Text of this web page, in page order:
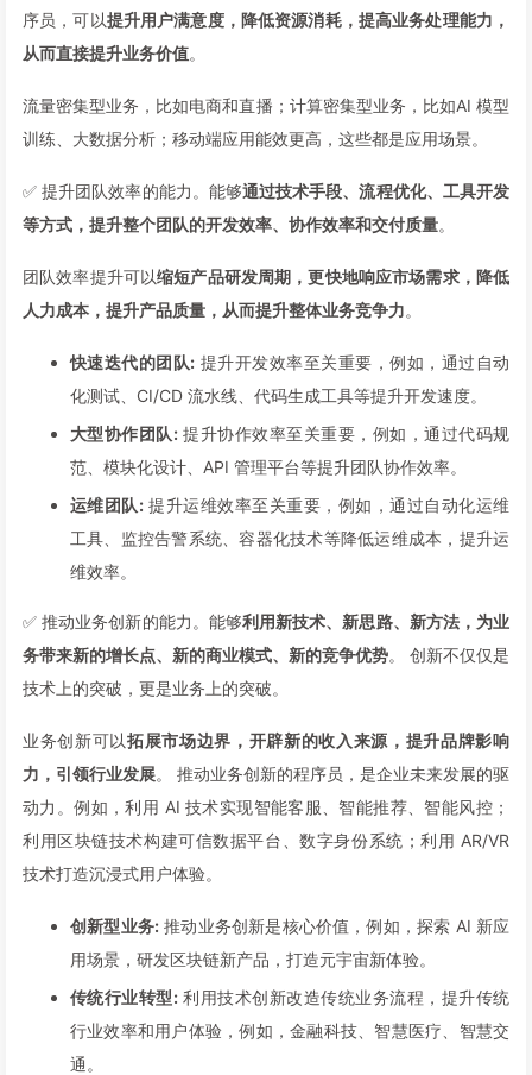
序员，可以提升用户满意度，降低资源消耗，提高业务处理能力，
从而直接提升业务价值。
流量密集型业务，比如电商和直播；计算密集型业务，比如AI 模型
训练、大数据分析；移动端应用能效更高，这些都是应用场景。
✅ 提升团队效率的能力。能够通过技术手段、流程优化、工具开发
等方式，提升整个团队的开发效率、协作效率和交付质量。
团队效率提升可以缩短产品研发周期，更快地响应市场需求，降低
人力成本，提升产品质量，从而提升整体业务竞争力。
快速迭代的团队: 提升开发效率至关重要，例如，通过自动
化测试、CI/CD 流水线、代码生成工具等提升开发速度。
大型协作团队:提升协作效率至关重要，例如，通过代码规
范、模块化设计、API 管理平台等提升团队协作效率。
运维团队:提升运维效率至关重要，例如，通过自动化运维
工具、监控告警系统、容器化技术等降低运维成本，提升运
维效率。
✅ 推动业务创新的能力。能够利用新技术、新思路、新方法，为业
务带来新的增长点、新的商业模式、新的竞争优势。 创新不仅仅是
技术上的突破，更是业务上的突破。
业务创新可以拓展市场边界，开辟新的收入来源，提升品牌影响
力，引领行业发展。 推动业务创新的程序员，是企业未来发展的驱
动力。例如，利用 AI 技术实现智能客服、智能推荐、智能风控；
利用区块链技术构建可信数据平台、数字身份系统；利用 AR/VR
技术打造沉浸式用户体验。
创新型业务:推动业务创新是核心价值，例如，探索 AI 新应
用场景，研发区块链新产品，打造元宇宙新体验。
传统行业转型:利用技术创新改造传统业务流程，提升传统
行业效率和用户体验，例如，金融科技、智慧医疗、智慧交
通。